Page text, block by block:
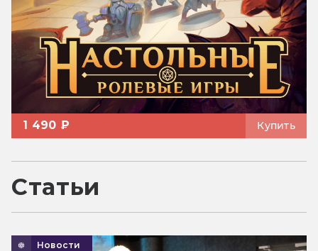
1 490 ₽ Купить
Статьи
Новости